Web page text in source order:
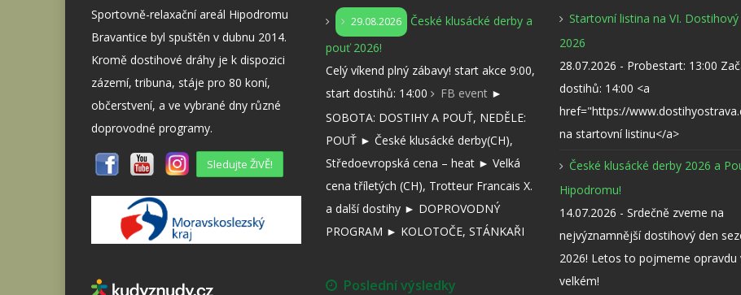
Sportovně-relaxační areál Hipodromu
Bravantice byl spuštěn v dubnu 2014.
Kromě dostihové dráhy je k dispozici
zázemí, tribuna, stáje pro 80 koní,
občerstvení, a ve vybrané dny různé
doprovodné programy.
Sledujte ŽIVĚ!
29.08.2026
České klusácké derby a
pouť 2026!
Celý víkend plný zábavy! start akce 9:00,
start dostihů: 14:00
FB event►
SOBOTA: DOSTIHY A POUŤ, NEDĚLE:
POUŤ ► České klusácké derby(CH),
Středoevropská cena – heat ► Velká
cena tříletých (CH), Trotteur Francais X.
a další dostihy ► DOPROVODNÝ
PROGRAM ► KOLOTOČE, STÁNKAŘI
Poslední výsledky
Startovní listina na VI. Dostihový
2026
28.07.2026 - Probestart: 13:00
dostihů: 14:00 <a
href="https://
na startovní listinu</a>
České klusácké derby 2026 a
Hipodromu!
14.07.2026 - Srdečně zveme na
nejvýznamnější dostihový den
2026! Letos to pojmeme opravdu
velkém!